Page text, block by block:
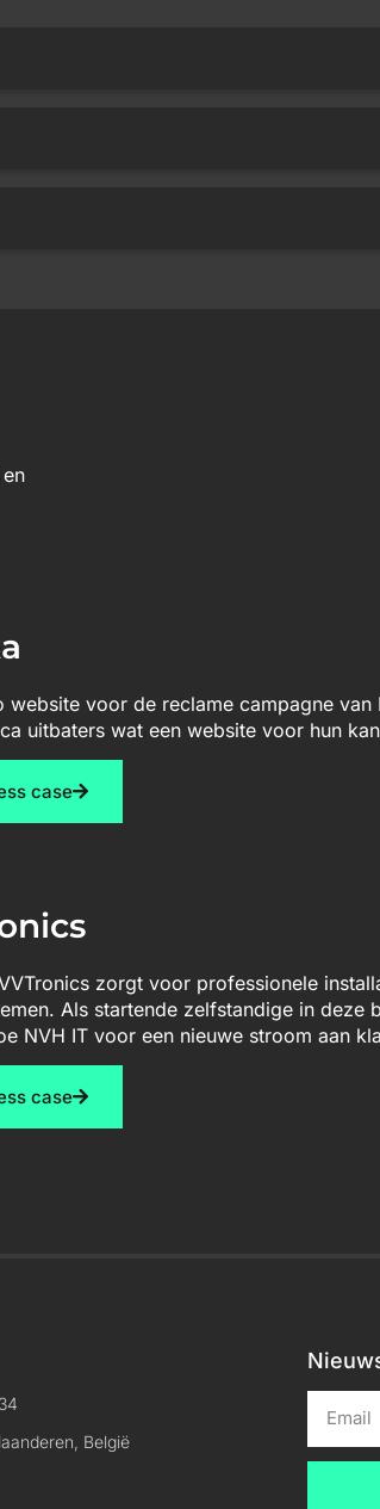
website voor de reclame campagne
uitbaters wat een website voor hun
case
zorgt voor professionele
Als startende zelfstandige in deze
NVH IT voor een nieuwe stroom aan
case
België